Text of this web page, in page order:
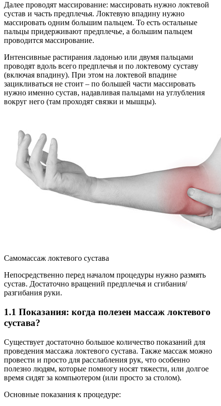
Далее проводят массирование: массировать нужно локтевой
сустав и часть предплечья. Локтевую впадину нужно
массировать одним большим пальцем. То есть остальные
пальцы придерживают предплечье, а большим пальцем
проводится массирование.
Интенсивные растирания ладонью или двумя пальцами
проводят вдоль всего предплечья и по локтевому суставу
(включая впадину). При этом на локтевой впадине
зацикливаться не стоит – по большей части массировать
нужно именно сустав, надавливая пальцами на углубления
вокруг него (там проходят связки и мышцы).
Самомассаж локтевого сустава
Непосредственно перед началом процедуры нужно размять
сустав. Достаточно вращений предплечья и сгибания/
разгибания руки.
1.1 Показания: когда полезен массаж локтевого
сустава?
Существует достаточно большое количество показаний для
проведения массажа локтевого сустава. Также массаж можно
провести и просто для расслабления рук, что особенно
полезно людям, которые помногу носят тяжести, или долгое
время сидят за компьютером (или просто за столом).
Основные показания к процедуре: